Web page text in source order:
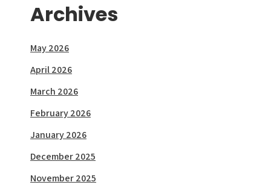
Archives
May 2026
April 2026
March 2026
February 2026
January 2026
December 2025
November 2025